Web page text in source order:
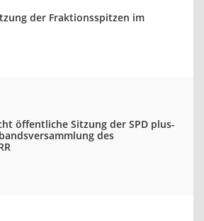
der Fraktionsspitzen im
öffentliche Sitzung der SPD plus-
des